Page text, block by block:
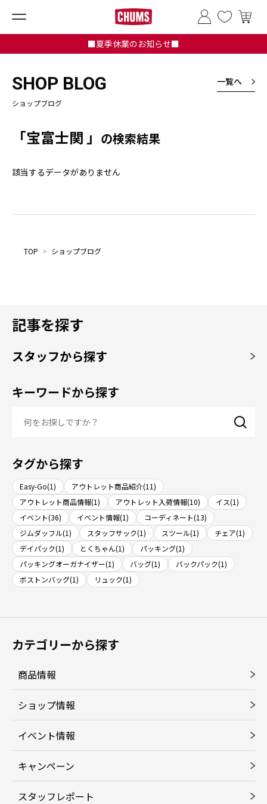
■夏季休業のお知らせ■
SHOP BLOG
ショップブログ
一覧へ
「宝富士関 」 の検索結果
該当するデータがありません
TOP > ショップブログ
記事を探す
スタッフから探す
キーワードから探す
タグから探す
Easy-Go(1)
アウトレット商品紹介(11)
アウトレット商品情報(1)
アウトレット入荷情報(10)
イス(1)
イベント(36)
イベント情報(1)
コーディネート(13)
ジムダッフル(1)
スタッフサック(1) スツール(1)
チェア(1)
デイパック(1)
とくちゃん(1)
パッキング(1)
パッキングオーガナイザー(1)
バッグ(1)
バックパック(1)
ボストンバッグ(1)
リュック(1)
カテゴリーから探す
商品情報
ショップ情報
イベント情報
キャンペーン
スタッフレポート